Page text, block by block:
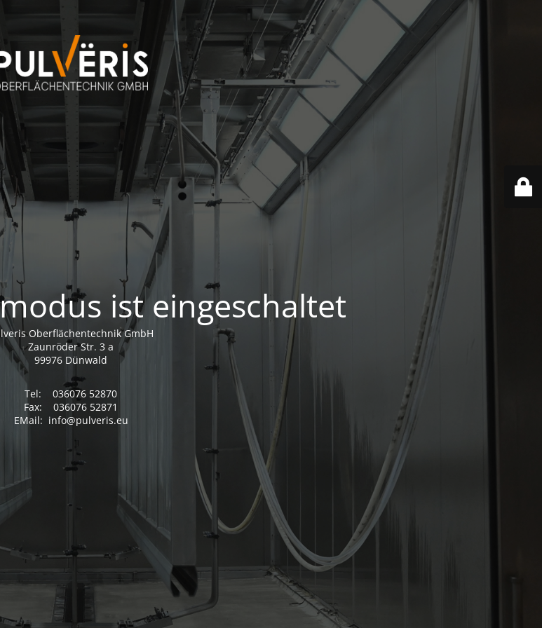
ist eingeschaltet
Oberflächentechnik GmbH
Zaunröder Str. 3 a
99976 Dünwald
Tel: 036076 52870
Fax: 036076 52871
EMail: info@pulveris.eu